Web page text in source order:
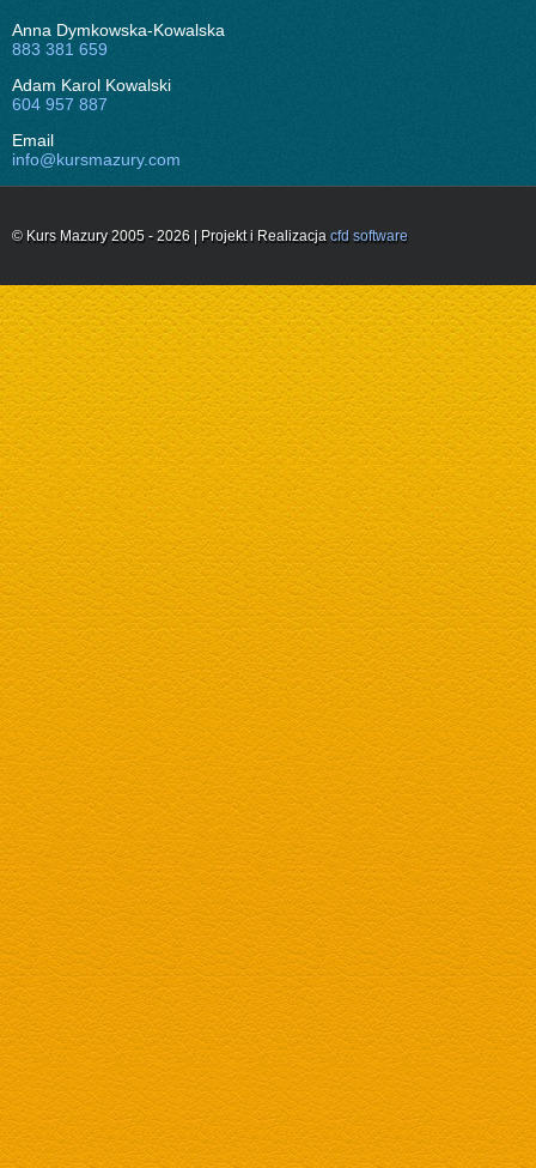
Anna Dymkowska-Kowalska
883 381 659
Adam Karol Kowalski
604 957 887
Email
info@kursmazury.com
© Kurs Mazury 2005 - 2026 | Projekt i Realizacja cfd software